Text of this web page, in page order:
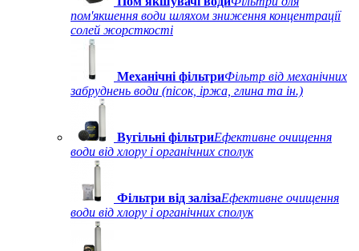
пом'якшення води шляхом зниження концентрації
солей жорсткості
Механічні фільтриФільтр від механічних
забруднень води (пісок, іржа, глина та ін.)
Вугільні фільтриЕфективне очищення
води від хлору і органічних сполук
Фільтри від залізаЕфективне очищення
води від хлору і органічних сполук